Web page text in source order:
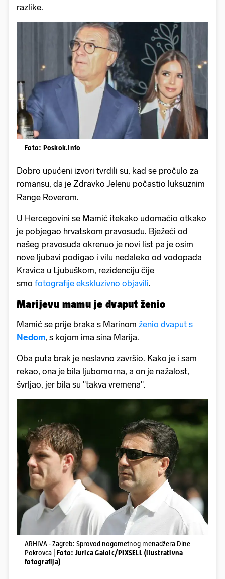
razlike.
Foto: Poskok.info
Dobro upućeni izvori tvrdili su, kad se pročulo za
romansu, da je Zdravko Jelenu počastio luksuznim
Range Roverom.
U Hercegovini se Mamić itekako udomaćio otkako
je pobjegao hrvatskom pravosuđu. Bježeći od
našeg pravosuđa okrenuo je novi list pa je osim
nove ljubavi podigao i vilu nedaleko od vodopada
Kravica u Ljubuškom, rezidenciju čije
smo fotografije ekskluzivno objavili.
Marijevu mamu je dvaput ženio
Mamić se prije braka s Marinom ženio dvaput s
Nedom, s kojom ima sina Marija.
Oba puta brak je neslavno završio. Kako je i sam
rekao, ona je bila ljubomorna, a on je nažalost,
švrljao, jer bila su "takva vremena".
ARHIVA - Zagreb: Sprovod nogometnog menadžera Dine
Pokrovca | Foto: Jurica Galoic/PIXSELL (ilustrativna
fotografija)